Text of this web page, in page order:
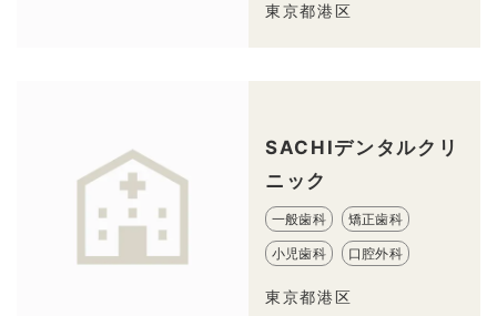
東京都港区
SACHIデンタルクリ
ニック
一般歯科 矯正歯科
小児歯科 口腔外科
東京都港区